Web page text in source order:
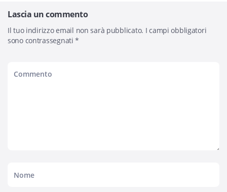
Lascia un commento
Il tuo indirizzo email non sarà pubblicato. I campi obbligatori
sono contrassegnati*